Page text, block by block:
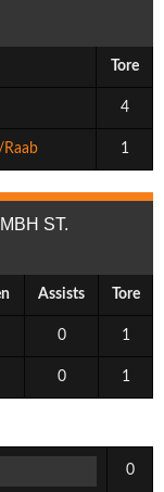
Tore
4
1
ST.
Assists Tore
0 1
0 1
0